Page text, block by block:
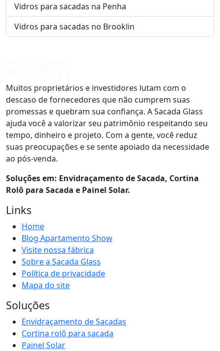
Vidros para sacadas na Penha
Vidros para sacadas no Brooklin
Muitos proprietários e investidores lutam com o
descaso de fornecedores que não cumprem suas
promessas e quebram sua confiança. A Sacada Glass
ajuda você a valorizar seu patrimônio respeitando seu
tempo, dinheiro e projeto. Com a gente, você reduz
suas preocupações e se sente apoiado da necessidade
ao pós-venda.
Soluções em: Envidraçamento de Sacada, Cortina
Rolô para Sacada e Painel Solar.
Links
Home
Blog Apartamento Show
Visite nossa fábrica
Sobre a Sacada Glass
Política de privacidade
Mapa do site
Soluções
Envidraçamento de Sacadas
Cortina rolô para sacada
Painel Solar